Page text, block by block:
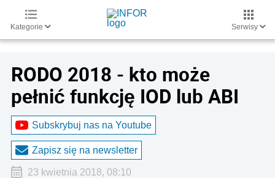
Kategorie Serwisy
RODO 2018 - kto może
pełnić funkcję IOD lub ABI
Subskrybuj nas na Youtube
Zapisz się na newsletter
23 kwietnia 2018, 08:10